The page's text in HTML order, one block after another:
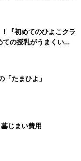
『初めてのひよこクラ
ての授乳がうまくい
夏のトラブル 解決テ
「たまひよ」
じまい費用